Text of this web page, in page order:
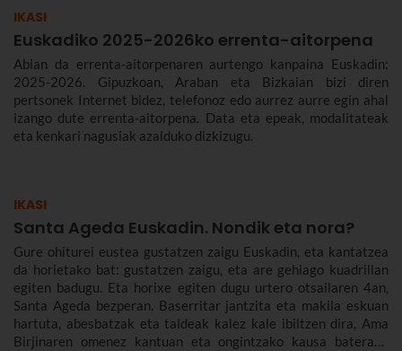
IKASI
Euskadiko 2025-2026ko errenta-aitorpena
Abian da errenta-aitorpenaren aurtengo kanpaina Euskadin:
2025-2026. Gipuzkoan, Araban eta Bizkaian bizi diren
pertsonek Internet bidez, telefonoz edo aurrez aurre egin ahal
izango dute errenta-aitorpena. Data eta epeak, modalitateak
eta kenkari nagusiak azalduko dizkizugu.
IKASI
Santa Ageda Euskadin. Nondik eta nora?
Gure ohiturei eustea gustatzen zaigu Euskadin, eta kantatzea
da horietako bat: gustatzen zaigu, eta are gehiago kuadrillan
egiten badugu. Eta horixe egiten dugu urtero otsailaren 4an,
Santa Ageda bezperan. Baserritar jantzita eta makila eskuan
hartuta, abesbatzak eta taldeak kalez kale ibiltzen dira, Ama
Birjinaren omenez kantuan eta ongintzako kausa baterako